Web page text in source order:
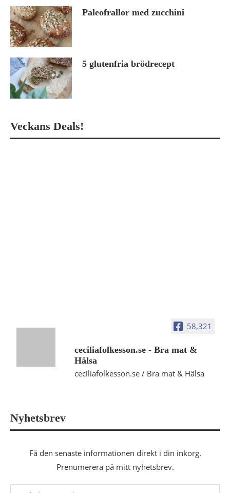
Paleofrallor med zucchini
5 glutenfria brödrecept
Veckans Deals!
58,321
ceciliafolkesson.se - Bra mat &
Hälsa
ceciliafolkesson.se / Bra mat & Hälsa
Nyhetsbrev
Få den senaste informationen direkt i din inkorg.
Prenumerera på mitt nyhetsbrev.